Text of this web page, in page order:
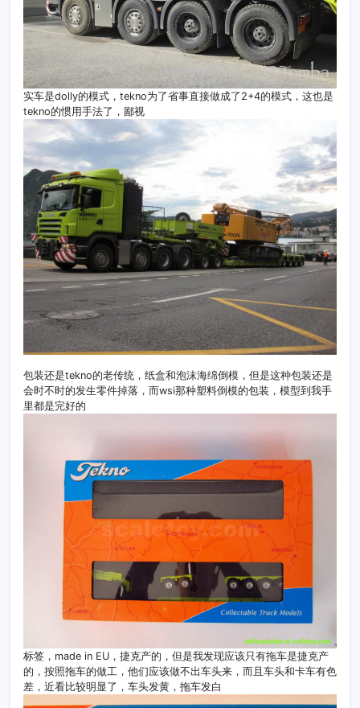
实车是dolly的模式，tekno为了省事直接做成了2+4的模式，这也是
tekno的惯用手法了，鄙视
包装还是tekno的老传统，纸盒和泡沫海绵倒模，但是这种包装还是
会时不时的发生零件掉落，而wsi那种塑料倒模的包装，模型到我手
里都是完好的
标签，made in EU，捷克产的，但是我发现应该只有拖车是捷克产
的，按照拖车的做工，他们应该做不出车头来，而且车头和卡车有色
差，近看比较明显了，车头发黄，拖车发白